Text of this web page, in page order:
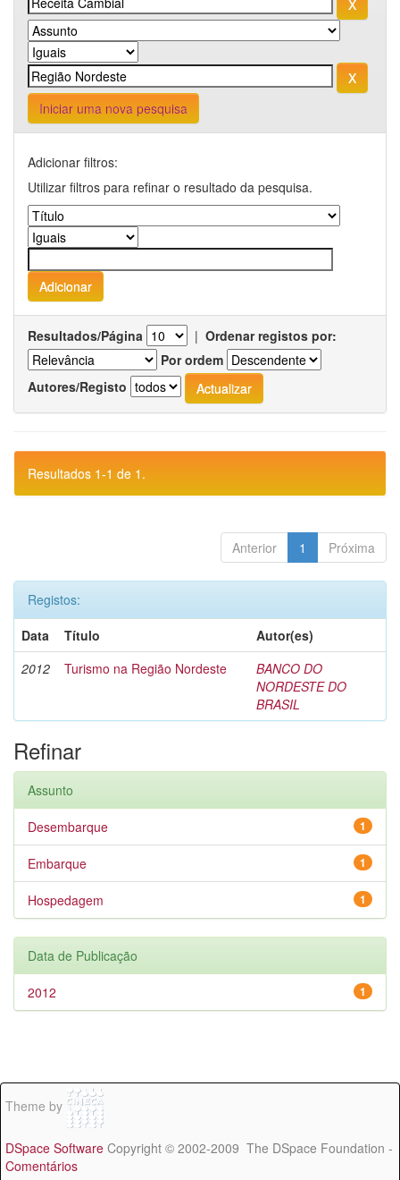
Iniciar uma nova pesquisa
Adicionar filtros:
Utilizar filtros para refinar o resultado da pesquisa.
Resultados/Página | Ordenar registos por:
Por ordem
Autores/Registo
Resultados 1-1 de 1.
Anterior 1 Próxima
Registos:
Data
Título
Autor(es)
2012
Turismo na Região Nordeste
BANCO DO
NORDESTE DO
BRASIL
Refinar
Assunto
1
Desembarque
1
Embarque
1
Hospedagem
Data de Publicação
1
2012
Theme by
DSpace Software Copyright © 2002-2009 The DSpace Foundation -
Comentários